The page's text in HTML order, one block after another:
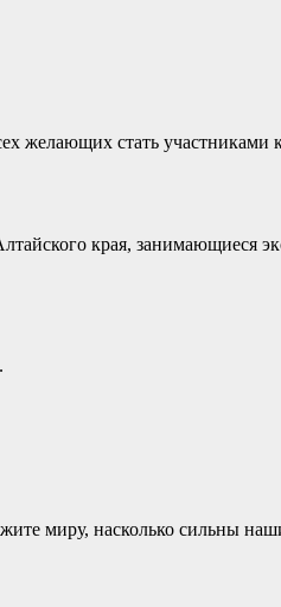
желающих стать
края, занимающиеся
миру, насколько сильны